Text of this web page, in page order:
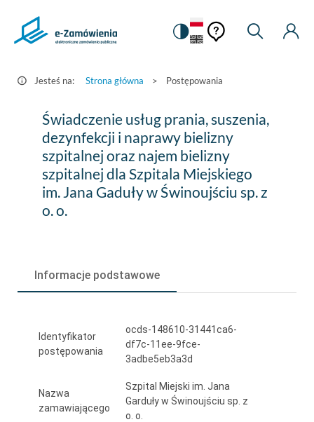
Postępowania
Zamówienia.gov.pl
Zmiana
na
kontrastową
Pomoc
kontekstowa
Pomoc
Moje
Jesteś na: Strona główna > Postępowania
Świadczenie
usług
prania,
suszenia,
dezynfekcji
bielizny
oraz
najem
szpitalnej
Świadczenie usług prania, suszenia,
dezynfekcji i naprawy bielizny
szpitalnej oraz najem bielizny
szpitalnej dla Szpitala Miejskiego
im. Jana Gaduły w Świnoujściu sp. z
o. o.
Informacje podstawowe
Identyfikator
postępowania
ocds-148610-31441ca6-
df7c-11ee-9fce-
3adbe5eb3a3d
Nazwa
zamawiającego
Szpital Miejski im. Jana
Garduły w Świnoujściu sp. z
o. o.